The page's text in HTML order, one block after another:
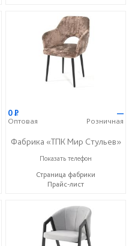
0Р
Оптовая
—
Розничная
Фабрика «ТПК Мир Стульев»
8 (927) 648-00-04
Показать телефон
Страница фабрики
Прайс-лист